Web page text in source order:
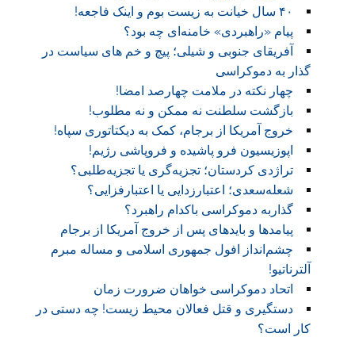
۴۰ سال خیانت به زیست بوم و اینک فاجعه!
پیام «راهبردی» خامنه‌ای چه بود؟
آفریقای جنوبی و شیلی؛ پیچ و خم های سیاست در
گذار به دموکراسی
چهار نکته در ملامت چهارصد امضا!
بازگشت سلطنت نه ممکن و نه مطلوب!
خروج آمریکا از برجام، کمک به دیکتاتوری سپاه!
اپوزیسیون فرو پاشیده و فروپاشی رژیم!
تراژدی کردستان؛ تجزیه‌گری یا تجزیه‌طلبی؟
شعله‌سعدی؛ اعتبارزدایی یا اعتبارفزایی؟
گذاربه دموکراسی باکدام راهبرد؟
پیامدها و بایدهای پس از خروج آمریکا از برجام
چشم‌انداز افول جمهوری اسلامی و مساله مبرم
آلترناتیو!
اتحاد دموکراسی خواهان ضرورت زمان
دستگیری و قتل فعالان محیط زیست! چه دستی در
کار است؟